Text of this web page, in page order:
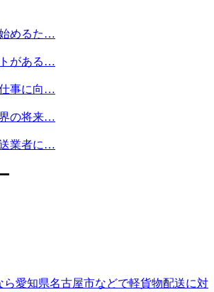
めるた…
がある…
事に向…
の将来…
業者に…
ら愛知県名古屋市などで軽貨物配送に対